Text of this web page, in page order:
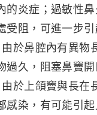
的炎症；過敏性
受阻，可進一步引
由於鼻腔內有異
過久，阻塞鼻竇
由於上頜竇與長
感染，有可能引